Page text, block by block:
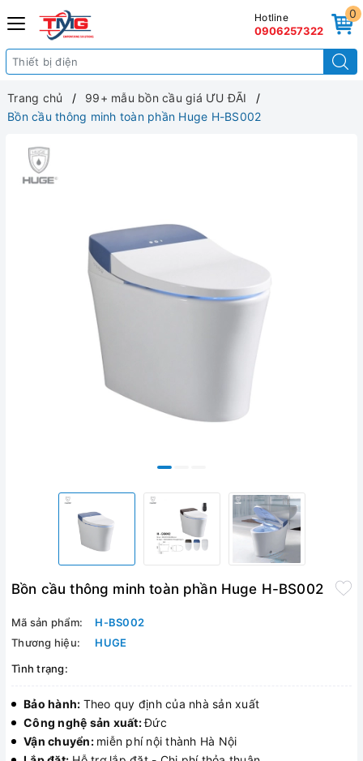
0
Hotline
0906257322
Trang chủ
99+ mẫu bồn cầu giá ƯU ĐÃI
Bồn cầu thông minh toàn phần Huge H-BS002
Bồn cầu thông minh toàn phần Huge H-BS002
Mã sản phẩm:
H-BS002
Thương hiệu:
HUGE
Tình trạng:
Bảo hành: Theo quy định của nhà sản xuất
Công nghệ sản xuất:Đức
Vận chuyển: miễn phí nội thành Hà Nội